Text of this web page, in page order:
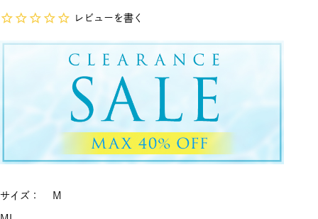
レビューを書く
サイズ M